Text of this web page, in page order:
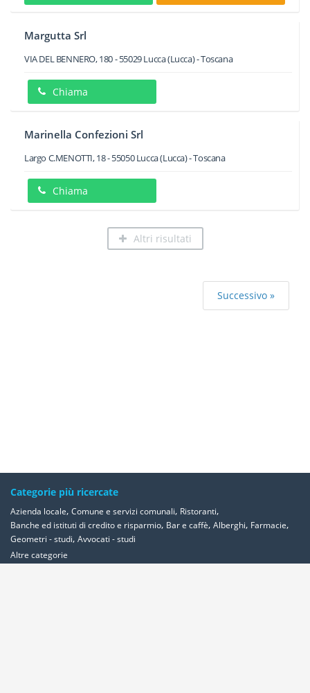
Margutta Srl
VIA DEL BENNERO, 180-55029Lucca(Lucca) -Toscana
Chiama
Marinella Confezioni Srl
Largo C.MENOTTI, 18-55050 Lucca(Lucca) -Toscana
Chiama
Altri risultati
Successivo »
Categorie più ricercate
Azienda locale, Comune e servizi comunali, Ristoranti,
Banche ed istituti di credito e risparmio, Bar e caffè, Alberghi, Farmacie,
Geometri - studi, Avvocati - studi
Altre categorie